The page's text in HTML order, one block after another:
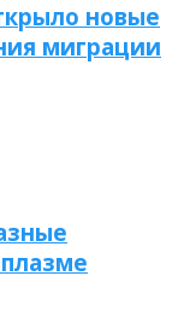
новые
миграции